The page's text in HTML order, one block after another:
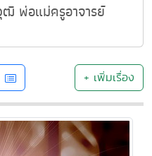
พ่อแม่ครูอาจารย์
+ เพิ่มเรื่อง